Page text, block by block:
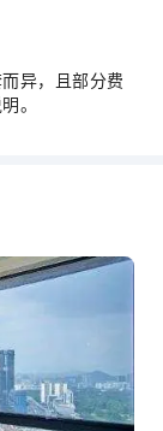
异，且部分费
。